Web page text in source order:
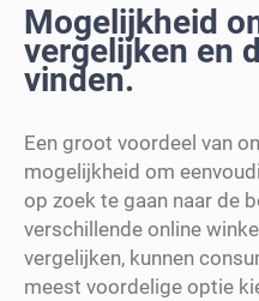
Mogelijkheid
vergelijken en
vinden.
Een groot voordeel van
mogelijkheid om
op zoek te gaan naar de
verschillende online
vergelijken, kunnen
meest voordelige optie